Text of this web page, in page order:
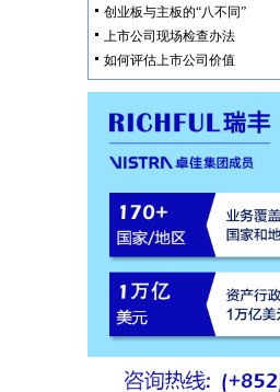
创业板与主板的“八不同”
上市公司现场检查办法
如何评估上市公司价值